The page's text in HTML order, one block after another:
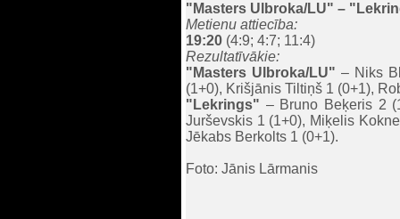
"Masters Ulbroka/LU" –
Metienu attiecība:
19:20 (4:9; 4:7; 11:4)
Rezultatīvākie:
"Masters Ulbroka/LU" – Niks
(1+0), Krišjānis Tiltiņš 1 (0+1),
"Lekrings" – Bruno Beķeris 2
Jurševskis 1 (1+0), Miķelis
Jēkabs Berkolts 1 (0+1).
Foto: Jānis Lārmanis